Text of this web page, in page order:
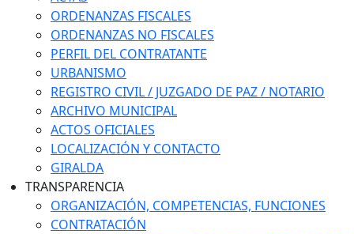
ORDENANZAS FISCALES
ORDENANZAS NO FISCALES
PERFIL DEL CONTRATANTE
URBANISMO
REGISTRO CIVIL / JUZGADO DE PAZ / NOTARIO
ARCHIVO MUNICIPAL
ACTOS OFICIALES
LOCALIZACIÓN Y CONTACTO
GIRALDA
TRANSPARENCIA
ORGANIZACIÓN, COMPETENCIAS, FUNCIONES
CONTRATACIÓN